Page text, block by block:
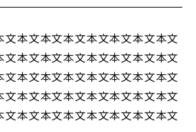
本文本文本文本文本文本文本文
本文本文本文本文本文本文本文
本文本文本文本文本文本文本文
本文本文本文本文本文本文本文
本文本文本文本文本文本文本文